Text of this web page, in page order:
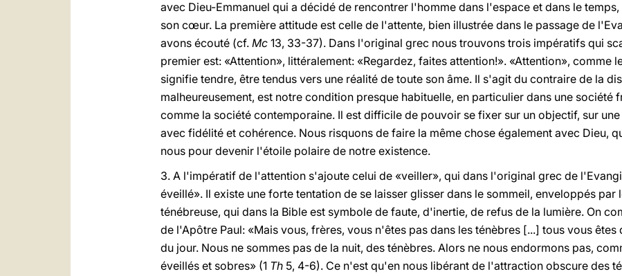
avec Dieu-Emmanuel qui a décidé de rencontrer l'homme dans l'espace et dans le
son cœur. La première attitude est celle de l'attente, bien illustrée dans le passage de
avons écouté (cf. Mc 13, 33-37). Dans l'original grec nous trouvons trois impératifs qui
premier est: «Attention», littéralement: «Regardez, faites attention!». «Attention», comme
signifie tendre, être tendus vers une réalité de toute son âme. Il s'agit du contraire de la
malheureusement, est notre condition presque habituelle, en particulier dans une société
comme la société contemporaine. Il est difficile de pouvoir se fixer sur un objectif, sur
avec fidélité et cohérence. Nous risquons de faire la même chose également avec Dieu,
nous pour devenir l'étoile polaire de notre existence.
3. A l'impératif de l'attention s'ajoute celui de «veiller», qui dans l'original grec de
éveillé». Il existe une forte tentation de se laisser glisser dans le sommeil, enveloppés par
ténébreuse, qui dans la Bible est symbole de faute, d'inertie, de refus de la lumière. On
de l'Apôtre Paul: «Mais vous, frères, vous n'êtes pas dans les ténèbres [...] tous vous
du jour. Nous ne sommes pas de la nuit, des ténèbres. Alors ne nous endormons pas,
éveillés et sobres» (1 Th 5, 4-6). Ce n'est qu'en nous libérant de l'attraction obscure des